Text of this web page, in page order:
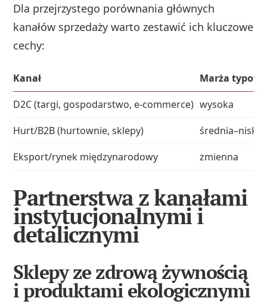
Dla przejrzystego porównania głównych
kanałów sprzedaży warto zestawić ich kluczowe
cechy:
Kanał
Marża
D2C (targi, gospodarstwo, e‑commerce) wysoka
Hurt/B2B (hurtownie, sklepy)
średnia–niska
Eksport/rynek międzynarodowy
zmienna
Partnerstwa z kanałami
instytucjonalnymi i
detalicznymi
Sklepy ze zdrową żywnością
i produktami ekologicznymi